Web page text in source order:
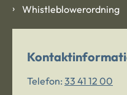
Whistleblowerordning
Telefon: 33 41 12 00